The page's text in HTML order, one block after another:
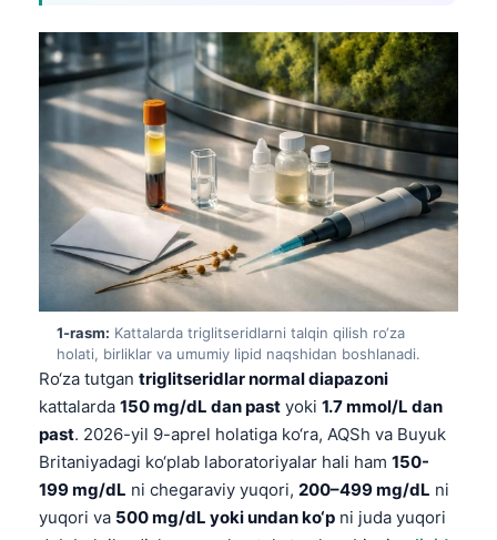
1-rasm: Kattalarda triglitseridlarni talqin qilish ro‘za
holati, birliklar va umumiy lipid naqshidan boshlanadi.
Ro‘za tutgan triglitseridlar normal diapazoni
kattalarda 150 mg/dL dan past yoki 1.7 mmol/L dan
past. 2026-yil 9-aprel holatiga ko‘ra, AQSh va Buyuk
Britaniyadagi ko‘plab laboratoriyalar hali ham 150-
199 mg/dL ni chegaraviy yuqori, 200–499 mg/dL ni
yuqori va 500 mg/dL yoki undan ko‘p ni juda yuqori